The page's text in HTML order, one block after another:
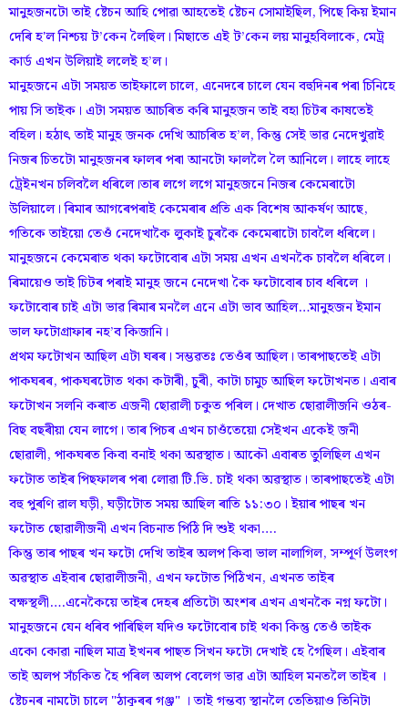
মানুহজনটো তাই ষ্টেচন আহি পোৱা আহতেই ষ্টেচন সোমাইছিল, পিছে কিয় ইমান
দেৰি হ'ল নিশ্চয় ট’কেন লৈছিল। মিছাতে এই ট’কেন লয় মানুহবিলাকে, মেট্ৰ
কাৰ্ড এখন উলিয়াই ললেই হ’ল।
মানুহজনে এটা সময়ত তাইফালে চালে, এনেদৰে চালে যেন বহুদিনৰ পৰা চিনিহে
পায় সি তাইক। এটা সময়ত আচৰিত কৰি মানুহজন তাই বহা চিটৰ কাষতেই
বহিল। হঠাৎ তাই মানুহ জনক দেখি আচৰিত হ’ল, কিন্তু সেই ভাৱ নেদেখুৱাই
নিজৰ চিতটো মানুহজনৰ ফালৰ পৰা আনটো ফাললৈ লৈ আনিলে। লাহে লাহে
ট্ৰেইনখন চলিবলৈ ধৰিলে।তাৰ লগে লগে মানুহজনে নিজৰ কেমেৰাটো
উলিয়ালে। ৰিমাৰ আগৰেপৰাই কেমেৰাৰ প্ৰতি এক বিশেষ আকৰ্ষণ আছে,
গতিকে তাইয়ো তেওঁ নেদেখাকৈ লুকাই চুৰকৈ কেমেৰাটো চাবলৈ ধৰিলে।
মানুহজনে কেমেৰাত থকা ফটোবোৰ এটা সময় এখন এখনকৈ চাবলৈ ধৰিলে।
ৰিমায়েও তাই চিটৰ পৰাই মানুহ জনে নেদেখা কৈ ফটোবোৰ চাব ধৰিলে ।
ফটোবোৰ চাই এটা ভাৱ ৰিমাৰ মনলৈ এনে এটা ভাব আহিল…মানুহজন ইমান
ভাল ফটোগ্ৰাফাৰ নহ’ব কিজানি।
প্ৰথম ফটোখন আছিল এটা ঘৰৰ। সম্ভৱতঃ তেওঁৰ আছিল। তাৰপাছতেই এটা
পাকঘৰৰ, পাকঘৰটোত থকা কটাৰী, চুৰী, কাটা চামুচ আছিল ফটোখনত। এবাৰ
ফটোখন সলনি কৰাত এজনী ছোৱালী চকুত পৰিল। দেখাত ছোৱালীজনি ওঠৰ-
বিছ বছৰীয়া যেন লাগে। তাৰ পিচৰ এখন চাওঁতেয়ো সেইখন একেই জনী
ছোৱালী, পাকঘৰত কিবা বনাই থকা অৱস্থাত। আকৌ এবাৰত তুলিছিল এখন
ফটোত তাইৰ পিছফালৰ পৰা লোৱা টি.ভি. চাই থকা অৱস্থাত। তাৰপাছতেই এটা
বহু পুৰণি ৱাল ঘড়ী, ঘড়ীটোত সময় আছিল ৰাতি ১১:৩০। ইয়াৰ পাছৰ খন
ফটোত ছোৱালীজনী এখন বিচনাত পিঠি দি শুই থকা….
কিন্তু তাৰ পাছৰ খন ফটো দেখি তাইৰ অলপ কিবা ভাল নালাগিল, সম্পূৰ্ণ উলংগ
অৱস্থাত এইবাৰ ছোৱালীজনী, এখন ফটোত পিঠিখন, এখনত তাইৰ
বক্ষস্থলী….এনেকৈয়ে তাইৰ দেহৰ প্ৰতিটো অংশৰ এখন এখনকৈ নগ্ন ফটো।
মানুহজনে যেন ধৰিব পাৰিছিল যদিও ফটোবোৰ চাই থকা কিন্তু তেওঁ তাইক
একো কোৱা নাছিল মাত্ৰ ইখনৰ পাছত সিখন ফটো দেখাই হে গৈছিল। এইবাৰ
তাই অলপ সঁচকিত হৈ পৰিল অলপ বেলেগ ভাৱ এটা আহিল মনতলৈ তাইৰ ।
ষ্টেচনৰ নামটো চালে "ঠাকুৰৰ গঞ্জ" । তাই গন্তব্য স্থানলৈ তেতিয়াও তিনিটা